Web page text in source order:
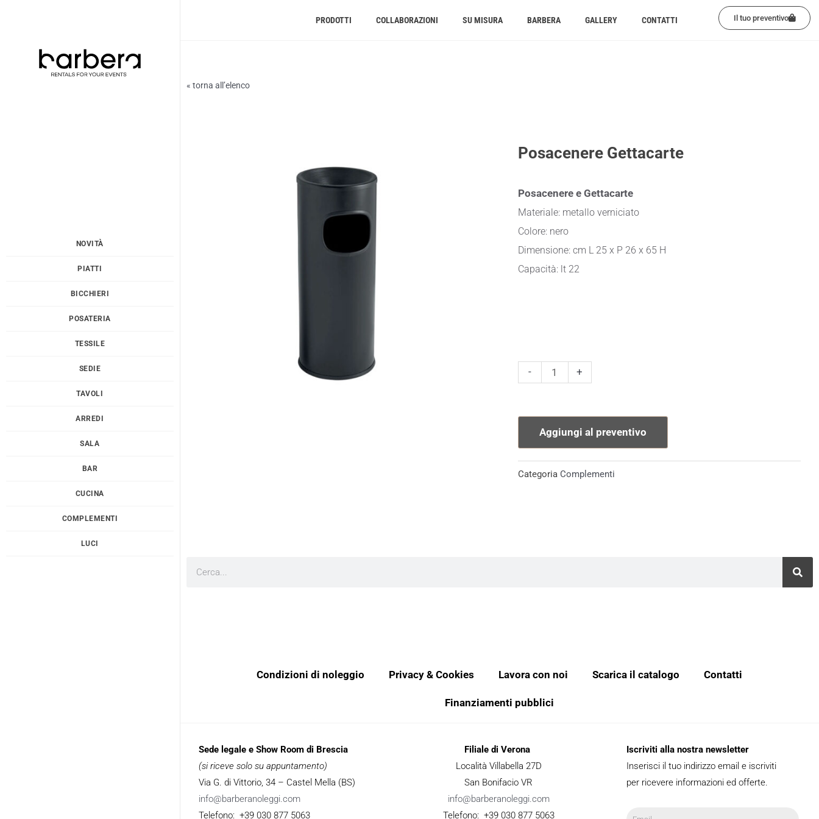
contenuto
NOVITÀ
PIATTI
BICCHIERI
POSATERIA
TESSILE
SEDIE
TAVOLI
ARREDI
SALA
BAR
CUCINA
COMPLEMENTI
LUCI
PRODOTTI COLLABORAZIONI SU MISURA BARBERA GALLERY CONTATTI Il tuo preventivo
« torna all’elenco
Posacenere Gettacarte
Posacenere e Gettacarte
Materiale: metallo verniciato
Colore: nero
Dimensione: cm L 25 x P 26 x 65 H
Capacità: lt 22
-
Posacenere
+
Aggiungi al preventivo
Categoria Complementi
Cerca
Condizioni di noleggio Privacy & Cookies Lavora con noi Scarica il catalogo Contatti
Finanziamenti pubblici
Sede legale e Show Room di Brescia
(si riceve solo su appuntamento)
Via G. di Vittorio, 34 – Castel Mella (BS)
info@barberanoleggi.com
Telefono: +39 030 877 5063
Filiale di Verona
Località Villabella 27D
San Bonifacio VR
info@barberanoleggi.com
Telefono: +39 030 877 5063
Iscriviti alla nostra newsletter
Inserisci il tuo indirizzo email e iscriviti
per ricevere informazioni ed offerte.